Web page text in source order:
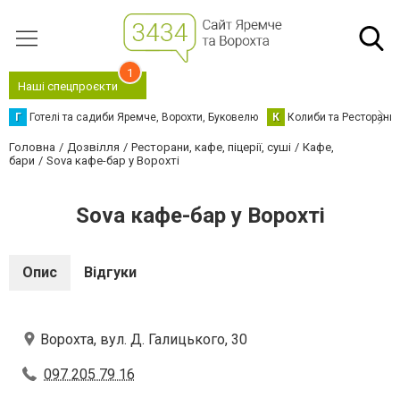
Наші спецпроєкти
1
Г Готелі та садиби Яремче, Ворохти, Буковелю К Колиби та Ресторани
Головна Дозвілля Ресторани, кафе, піцерії, суші
Кафе,
бари
Sova кафе-бар у Ворохті
Sova кафе-бар у Ворохті
Опис Відгуки
Ворохта, вул. Д. Галицького, 30
097 205 79 16